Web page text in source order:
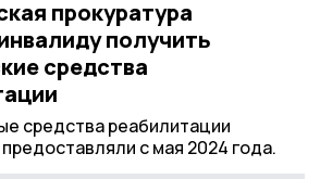
прокуратура
получить
средства
средства реабилитации
с мая 2024 года.